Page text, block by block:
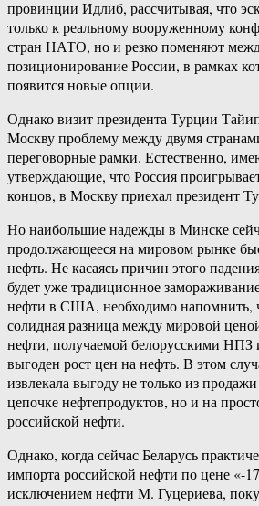
провинции Идлиб, рассчитывая, что
только к реальному вооруженному
стран НАТО, но и резко поменяют
позиционирование России, в рамках
появится новые опции.
Однако визит президента Турции
Москву проблему между двумя
переговорные рамки. Естественно,
утверждающие, что Россия
концов, в Москву приехал президент
Но наибольшие надежды в Минске
продолжающееся на мировом рынке
нефть. Не касаясь причин этого
будет уже традиционное
нефти в США, необходимо напомнить,
солидная разница между мировой
нефти, получаемой белорусскими
выгоден рост цен на нефть. В этом
извлекала выгоду не только из
цепочке нефтепродуктов, но и на
российской нефти.
Однако, когда сейчас Беларусь
импорта российской нефти по цене «-
исключением нефти М. Гуцериева,